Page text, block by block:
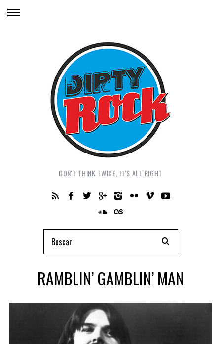
DON'T THINK TWICE, IT'S ALL RIGHT
RAMBLIN’ GAMBLIN’ MAN